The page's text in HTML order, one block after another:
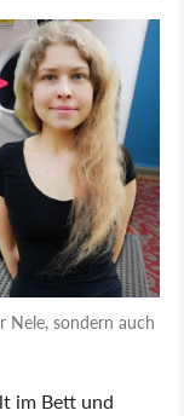
Nele, sondern auch
im Bett und